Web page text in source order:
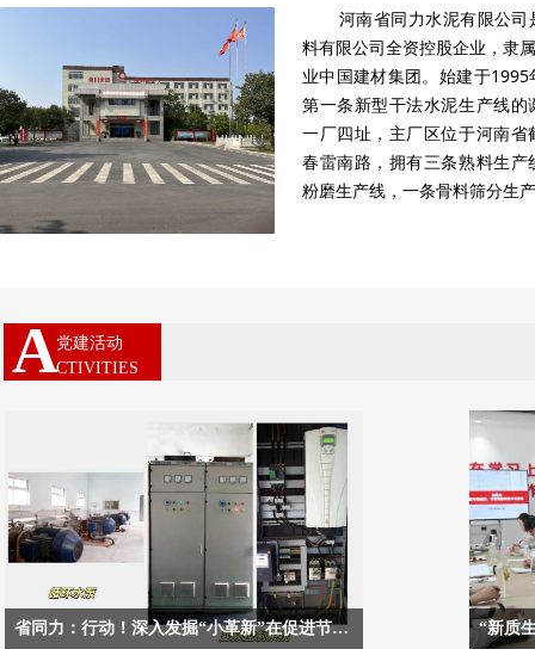
河南省同力水泥有限公司
料有限公司全资控股企业，隶
业中国建材集团。始建于
第一条新型干法水泥生产线的
一厂四址，主厂区位于河南省
春雷南路，拥有三条熟料生产
粉磨生产线，一条骨料筛分生
A党建活动
CTIVITIES
省同力：行动！深入发掘“小革新”在促进节能方面的潜力